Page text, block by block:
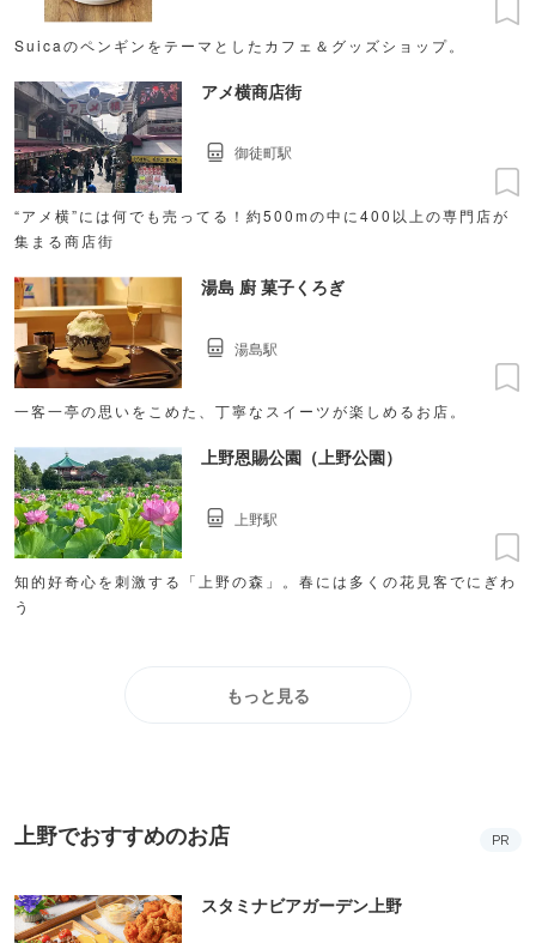
Suicaのペンギンをテーマとしたカフェ＆グッズショップ。
アメ横商店街
“アメ横”には何でも売ってる！約500mの中に400以上の専門店が
集まる商店街
御徒町駅
湯島 廚 菓子くろぎ
一客一亭の思いをこめた、丁寧なスイーツが楽しめるお店。
湯島駅
上野恩賜公園（上野公園）
知的好奇心を刺激する「上野の森」。春には多くの花見客でにぎわ
う
上野駅
もっと見る
上野でおすすめのお店 PR
スタミナビアガーデン上野